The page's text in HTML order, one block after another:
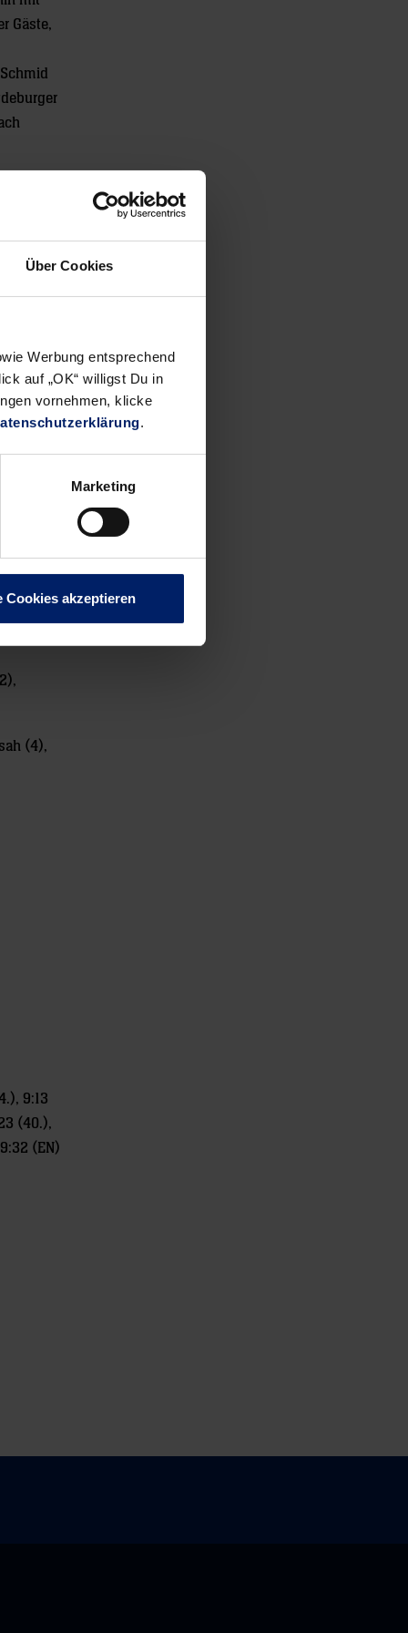
Über Cookies
Werbung entsprechend
auf „OK“ willigst Du in
vornehmen, klicke
.
Marketing
Cookies akzeptieren
Gäste,
die
dem
in
aber
Weg
(4),
9:13
(40.),
(EN)